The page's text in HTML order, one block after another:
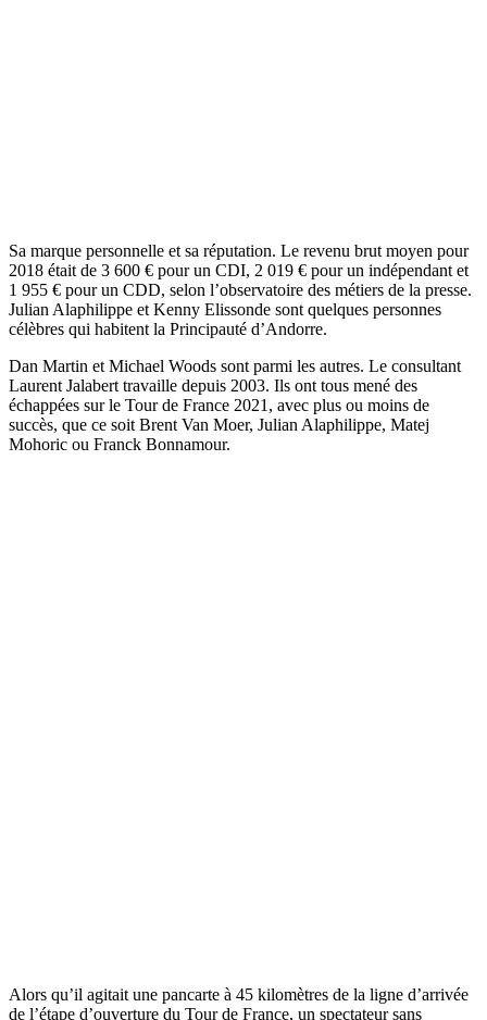
Sa marque personnelle et sa réputation. Le revenu brut moyen pour
2018 était de 3 600 € pour un CDI, 2 019 € pour un indépendant et
1 955 € pour un CDD, selon l’observatoire des métiers de la presse.
Julian Alaphilippe et Kenny Elissonde sont quelques personnes
célèbres qui habitent la Principauté d’Andorre.
Dan Martin et Michael Woods sont parmi les autres. Le consultant
Laurent Jalabert travaille depuis 2003. Ils ont tous mené des
échappées sur le Tour de France 2021, avec plus ou moins de
succès, que ce soit Brent Van Moer, Julian Alaphilippe, Matej
Mohoric ou Franck Bonnamour.
Alors qu’il agitait une pancarte à 45 kilomètres de la ligne d’arrivée
de l’étape d’ouverture du Tour de France, un spectateur sans